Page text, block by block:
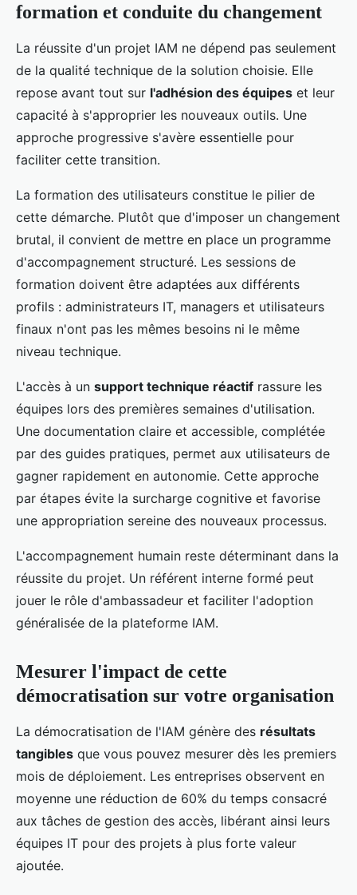
formation et conduite du changement
La réussite d'un projet IAM ne dépend pas seulement
de la qualité technique de la solution choisie. Elle
repose avant tout sur l'adhésion des équipes et leur
capacité à s'approprier les nouveaux outils. Une
approche progressive s'avère essentielle pour
faciliter cette transition.
La formation des utilisateurs constitue le pilier de
cette démarche. Plutôt que d'imposer un changement
brutal, il convient de mettre en place un programme
d'accompagnement structuré. Les sessions de
formation doivent être adaptées aux différents
profils : administrateurs IT, managers et utilisateurs
finaux n'ont pas les mêmes besoins ni le même
niveau technique.
L'accès à un support technique réactif rassure les
équipes lors des premières semaines d'utilisation.
Une documentation claire et accessible, complétée
par des guides pratiques, permet aux utilisateurs de
gagner rapidement en autonomie. Cette approche
par étapes évite la surcharge cognitive et favorise
une appropriation sereine des nouveaux processus.
L'accompagnement humain reste déterminant dans la
réussite du projet. Un référent interne formé peut
jouer le rôle d'ambassadeur et faciliter l'adoption
généralisée de la plateforme IAM.
Mesurer l'impact de cette
démocratisation sur votre organisation
La démocratisation de l'IAM génère des résultats
tangibles que vous pouvez mesurer dès les premiers
mois de déploiement. Les entreprises observent en
moyenne une réduction de 60% du temps consacré
aux tâches de gestion des accès, libérant ainsi leurs
équipes IT pour des projets à plus forte valeur
ajoutée.